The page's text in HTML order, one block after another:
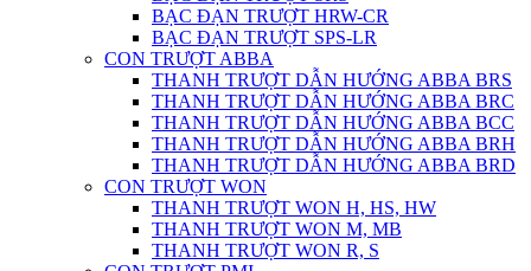
BẠC ĐẠN TRƯỢT HRW-CR
BẠC ĐẠN TRƯỢT SPS-LR
CON TRƯỢT ABBA
THANH TRƯỢT DẪN HƯỚNG ABBA BRS
THANH TRƯỢT DẪN HƯỚNG ABBA BRC
THANH TRƯỢT DẪN HƯỚNG ABBA BCC
THANH TRƯỢT DẪN HƯỚNG ABBA BRH
THANH TRƯỢT DẪN HƯỚNG ABBA BRD
CON TRƯỢT WON
THANH TRƯỢT WON H, HS, HW
THANH TRƯỢT WON M, MB
THANH TRƯỢT WON R, S